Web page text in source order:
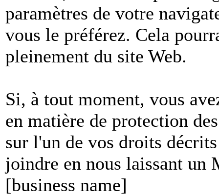
paramètres de votre
vous le préférez. Cela
pleinement du site Web.
Si, à tout moment, vous
en matière de protection
sur l'un de vos droits
joindre en nous laissant un
[business name]